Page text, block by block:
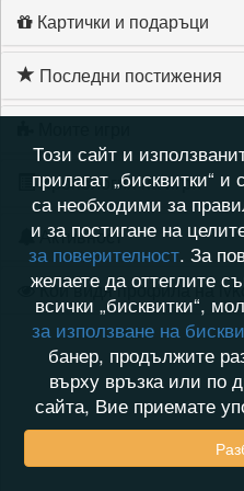
Картички и подаръци
Последни постижения
Хронология на игри
Активност
Кой видя профила на
Този сайт и
прилагат „бисквитки“
са необходими за
и за постигане на
за поверителност. За
желаете да оттеглите
всички „бисквитки“,
за използване на
банер, продължите
върху връзка или по
сайта, Вие приемате